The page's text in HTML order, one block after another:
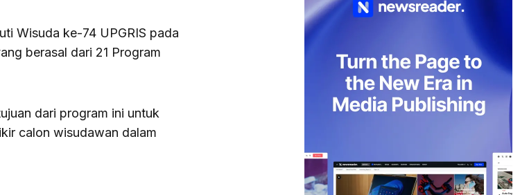
Wisuda ke-74 UPGRIS pada
berasal dari 21 Program
dari program ini untuk
calon wisudawan dalam